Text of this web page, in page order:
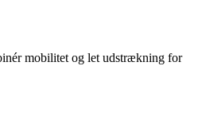
mobilitet og let udstrækning for